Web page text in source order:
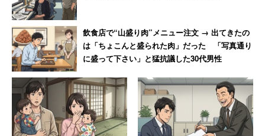
例えば内定通知の際には本来、候補者には次のように説明
しておくべきでしょう。
「当社は少数採用なので、あなたがYes（確実に入社しま
す）と言わなければ内定を出すことはできません。来てく
れるかわからないあなたに内定を出すことで、当社への入
社を強く希望する他の候補者に泣く泣く不合格を出したく
ないからです」
飲食店で“山盛り肉”メニュー注文 → 出てきたの
は「ちょこんと盛られた肉」だった 「写真通り
に盛って下さい」と猛抗議した30代男性